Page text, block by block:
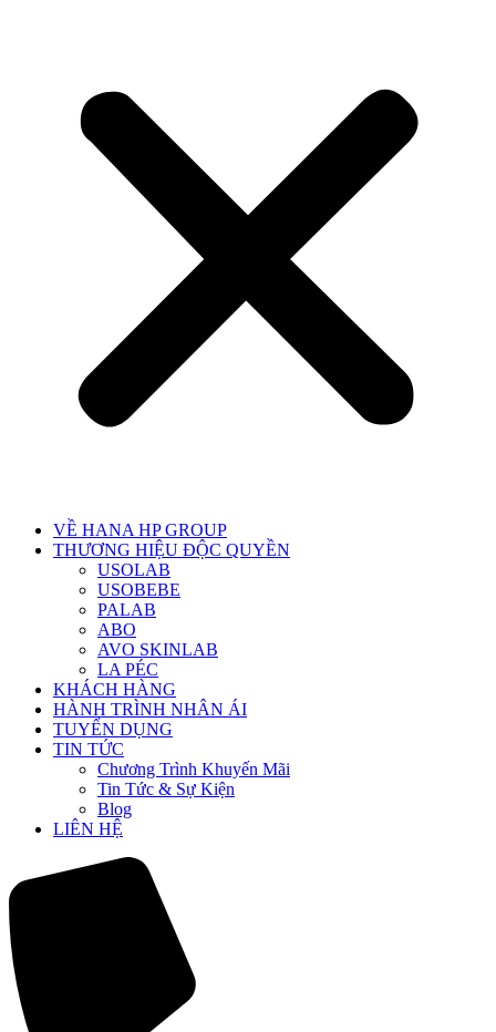
VỀ HANA HP GROUP
THƯƠNG HIỆU ĐỘC QUYỀN
USOLAB
USOBEBE
PALAB
ABO
AVO SKINLAB
LA PÉC
KHÁCH HÀNG
HÀNH TRÌNH NHÂN ÁI
TUYỂN DỤNG
TIN TỨC
Chương Trình Khuyến Mãi
Tin Tức & Sự Kiện
Blog
LIÊN HỆ